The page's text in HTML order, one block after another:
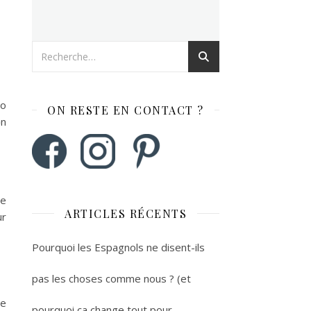
ON RESTE EN CONTACT ?
ARTICLES RÉCENTS
Pourquoi les Espagnols ne disent-ils
pas les choses comme nous ? (et